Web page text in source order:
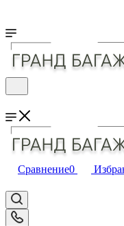
Сравнение0